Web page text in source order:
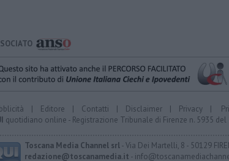
| Editore | Contatti | Disclaimer | Privacy |
quotidiano online - Registrazione Tribunale di Firenze n. 5935 del
Toscana Media Channel srl- Via Dei Martelli, 8 - 50129
redazione@toscanamedia.it -